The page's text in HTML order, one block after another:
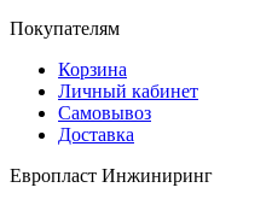
Покупателям
Корзина
Личный кабинет
Самовывоз
Доставка
Европласт Инжиниринг